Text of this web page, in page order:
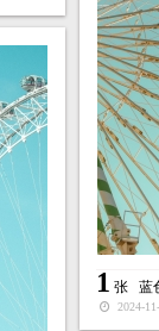
1 张 蓝
2024-